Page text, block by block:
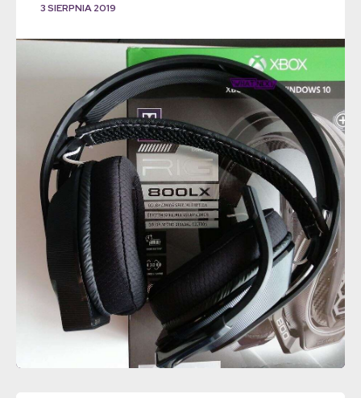
3 SIERPNIA 2019